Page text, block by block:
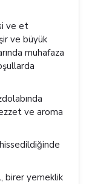
ve et
ve büyük
muhafaza
ve aroma
birer yemeklik